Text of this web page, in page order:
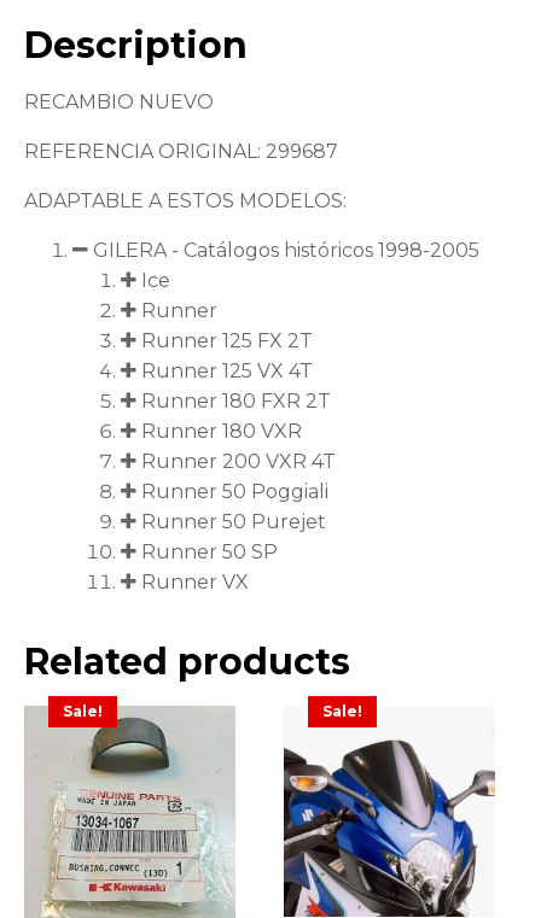
Description
RECAMBIO NUEVO
REFERENCIA ORIGINAL: 299687
ADAPTABLE A ESTOS MODELOS:
GILERA - Catálogos históricos 1998-2005
Ice
Runner
Runner 125 FX 2T
Runner 125 VX 4T
Runner 180 FXR 2T
Runner 180 VXR
Runner 200 VXR 4T
Runner 50 Poggiali
Runner 50 Purejet
Runner 50 SP
Runner VX
Related products
Sale! Sale!